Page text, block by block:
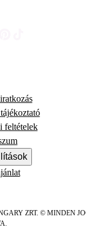
feltételek
ZRT. © MINDEN